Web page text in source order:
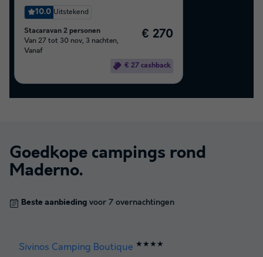
10.0 Uitstekend
Stacaravan 2 personen
Van 27 tot 30 nov, 3 nachten,
Vanaf
€ 270
€ 27 cashback
Goedkope campings rond
Maderno.
Beste aanbieding voor 7 overnachtingen
Sivinos Camping Boutique ★★★★